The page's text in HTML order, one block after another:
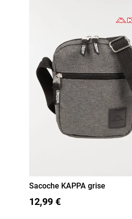
T U
Sacoche KAPPA grise
12,99 €